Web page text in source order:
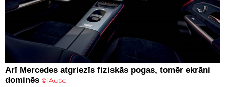
Arī Mercedes atgriezīs fiziskās pogas, tomēr ekrāni
dominēs